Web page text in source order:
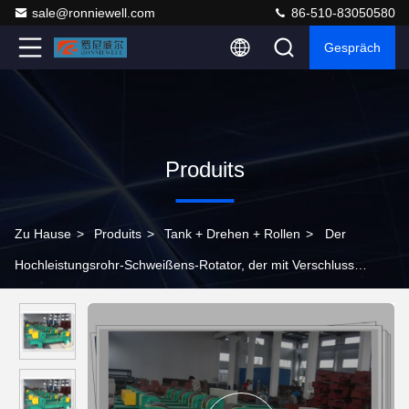
sale@ronniewell.com 86-510-83050580
Gespräch
Produits
Zu Hause > Produits > Tank + Drehen + Rollen > Der
Hochleistungsrohr-Schweißens-Rotator, der mit Verschluss